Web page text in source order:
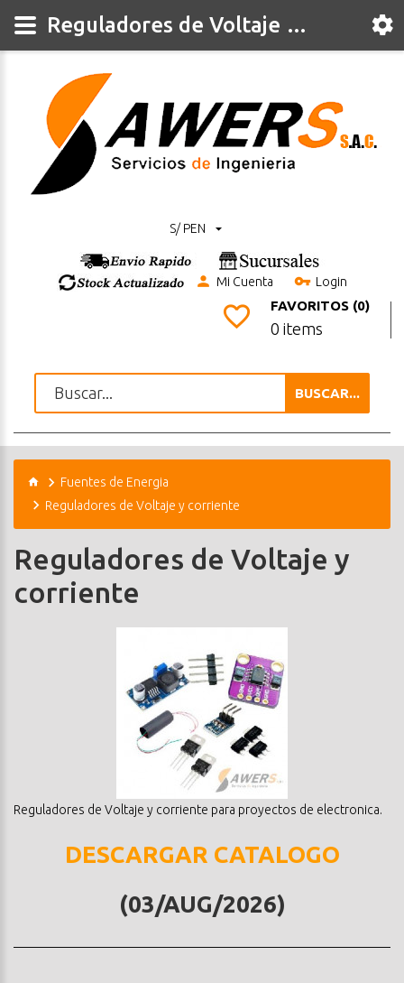
S/ PEN
Mi Cuenta Login
FAVORITOS (0)
0 items
BUSCAR...
Fuentes de Energia
Reguladores de Voltaje y corriente
Reguladores de Voltaje y
corriente
Reguladores de Voltaje y corriente para proyectos de electronica.
DESCARGAR CATALOGO
(03/AUG/2026)
Reguladores de Voltaje y corriente